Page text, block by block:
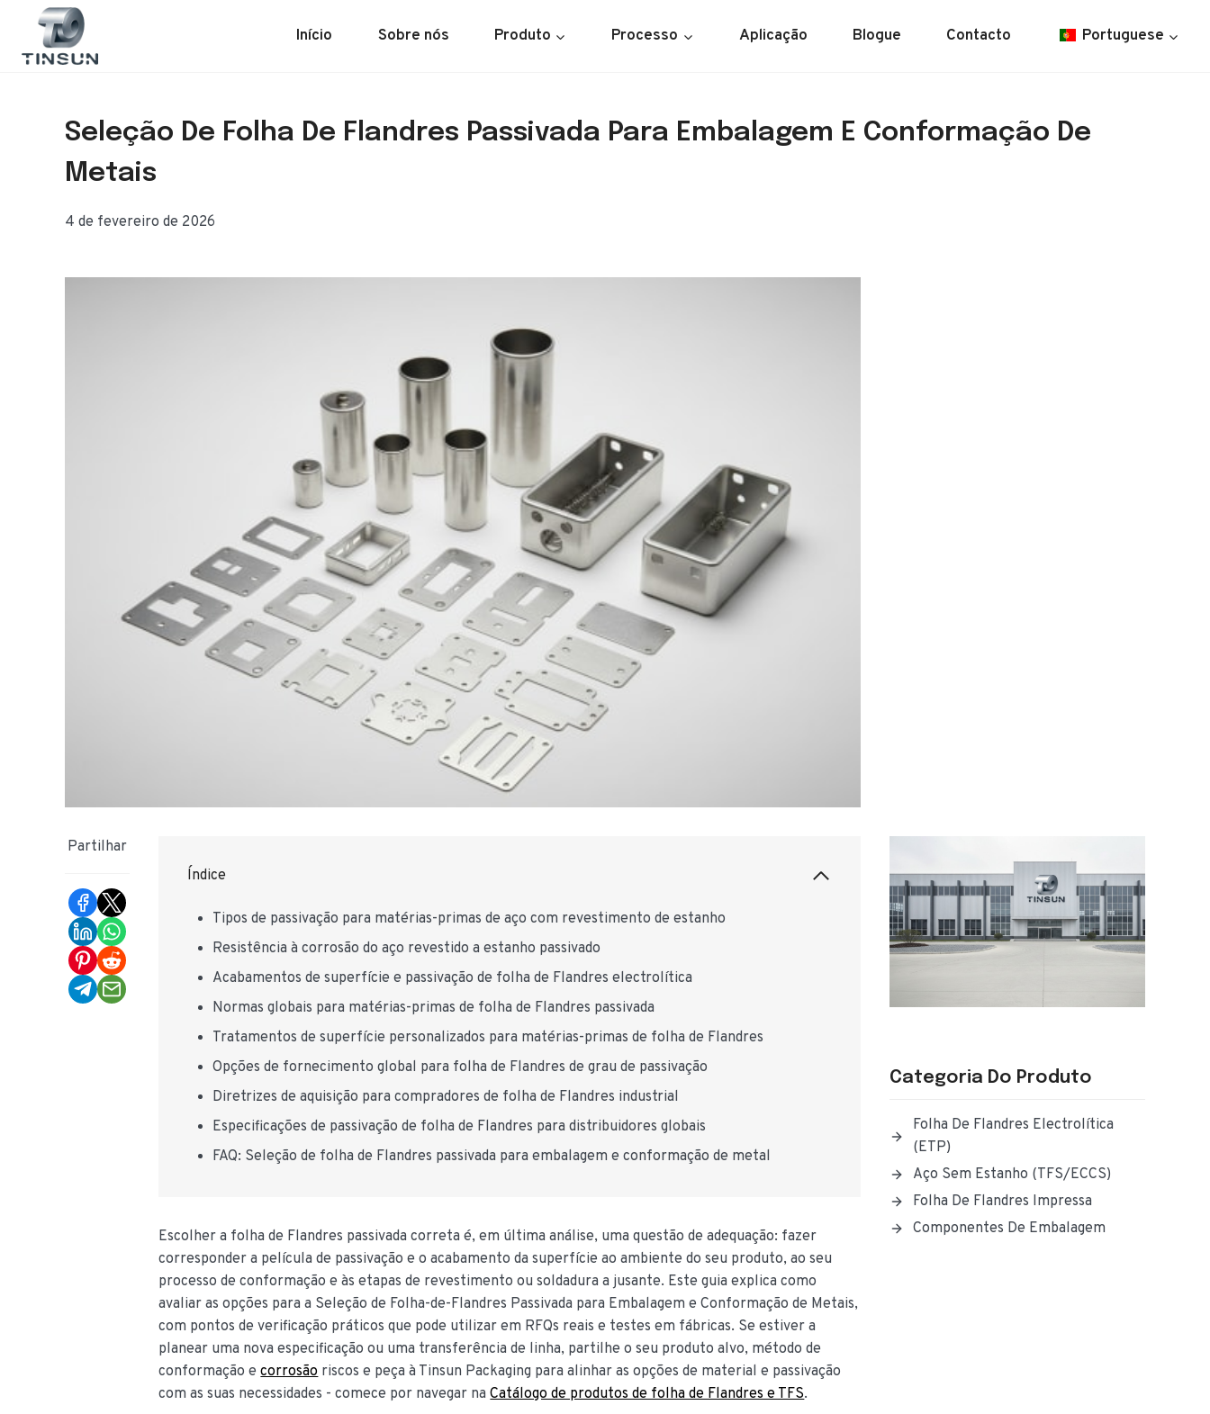
Início Sobre nós Produto Processo Aplicação Blogue Contacto Portuguese
Seleção De Folha De Flandres Passivada Para Embalagem E Conformação De
Metais
4 de fevereiro de 2026
Partilhar
Índice
Tipos de passivação para matérias-primas de aço com revestimento de estanho
Resistência à corrosão do aço revestido a estanho passivado
Acabamentos de superfície e passivação de folha de Flandres electrolítica
Normas globais para matérias-primas de folha de Flandres passivada
Tratamentos de superfície personalizados para matérias-primas de folha de Flandres
Opções de fornecimento global para folha de Flandres de grau de passivação
Diretrizes de aquisição para compradores de folha de Flandres industrial
Especificações de passivação de folha de Flandres para distribuidores globais
FAQ: Seleção de folha de Flandres passivada para embalagem e conformação de metal
Escolher a folha de Flandres passivada correta é, em última análise, uma questão de adequação: fazer
corresponder a película de passivação e o acabamento da superfície ao ambiente do seu produto, ao seu
processo de conformação e às etapas de revestimento ou soldadura a jusante. Este guia explica como
avaliar as opções para a Seleção de Folha-de-Flandres Passivada para Embalagem e Conformação de Metais,
com pontos de verificação práticos que pode utilizar em RFQs reais e testes em fábricas. Se estiver a
planear uma nova especificação ou uma transferência de linha, partilhe o seu produto alvo, método de
conformação ecorrosãoriscos e peça à Tinsun Packaging para alinhar as opções de material e passivação
com as suas necessidades - comece por navegar naCatálogo de produtos de folha de Flandres e TFS.
Categoria Do Produto
Folha De Flandres Electrolítica
(ETP)
Aço Sem Estanho (TFS/ECCS)
Folha De Flandres Impressa
Componentes De Embalagem